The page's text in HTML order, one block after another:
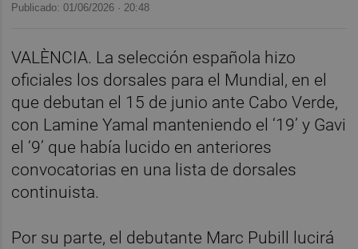
Publicado: 01/06/2026 · 20:48
VALÈNCIA. La selección española hizo
oficiales los dorsales para el Mundial, en el
que debutan el 15 de junio ante Cabo Verde,
con Lamine Yamal manteniendo el ‘19’ y Gavi
el ‘9’ que había lucido en anteriores
convocatorias en una lista de dorsales
continuista.
Por su parte, el debutante Marc Pubill lucirá